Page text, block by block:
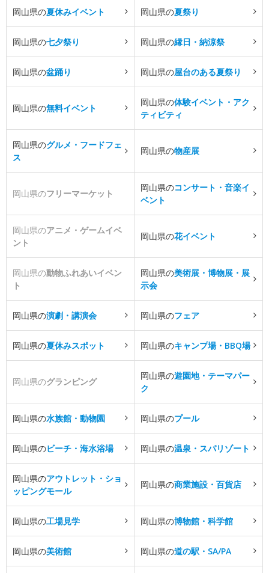
岡山県の夏休みイベント 岡山県の夏祭り
岡山県の七夕祭り 岡山県の縁日・納涼祭
岡山県の盆踊り 岡山県の屋台のある夏祭り
岡山県の無料イベント
岡山県の体験イベント・アク
ティビティ
岡山県のグルメ・フードフェ
ス
岡山県の物産展
岡山県のフリーマーケット
岡山県のコンサート・音楽イ
ベント
岡山県のアニメ・ゲームイベ
ント
岡山県の花イベント
岡山県の動物ふれあいイベン
ト
岡山県の美術展・博物展・展
示会
岡山県の演劇・講演会 岡山県のフェア
岡山県の夏休みスポット 岡山県のキャンプ場・BBQ場
岡山県のグランピング
岡山県の遊園地・テーマパー
ク
岡山県の水族館・動物園 岡山県のプール
岡山県のビーチ・海水浴場 岡山県の温泉・スパリゾート
岡山県のアウトレット・ショ
ッピングモール
岡山県の商業施設・百貨店
岡山県の工場見学 岡山県の博物館・科学館
岡山県の美術館 岡山県の道の駅・SA/PA